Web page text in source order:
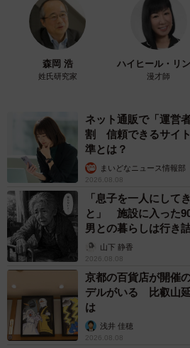
森岡 浩
姓氏研究家
ハイヒール・リ
漫才師
ネット通販で「運営
割 信頼できるサイ
準とは？
まいどなニュース情報部
2026.08.08
「息子を一人にして
と」 施設に入った
男との暮らしは行き
から】山下 静香
2026.08.08
京都の百貨店が開催
デルがいる 比叡山
は
浅井 佳穂
2026.08.08